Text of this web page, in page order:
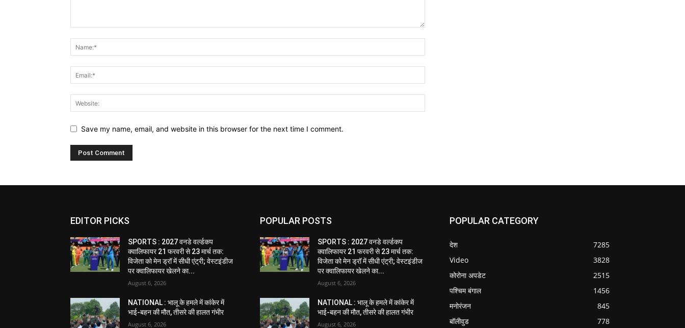
Save my name, email, and website in this browser for the next time I comment.
EDITOR PICKS
SPORTS : 2027 वनडे वर्ल्डकप
क्वालिफायर 21 फरवरी से 23 मार्च तक:
विजेता को मेन ड्रॉ में सीधी एंट्री; वेस्टइंडीज
पर क्वालिफायर खेलने का...
August 6, 2026
NATIONAL : भालू के हमले में कांकेर में
भाई-बहन की मौत, तीसरे की हालत गंभीर
August 6, 2026
POPULAR POSTS
SPORTS : 2027 वनडे वर्ल्डकप
क्वालिफायर 21 फरवरी से 23 मार्च तक:
विजेता को मेन ड्रॉ में सीधी एंट्री; वेस्टइंडीज
पर क्वालिफायर खेलने का...
August 6, 2026
NATIONAL : भालू के हमले में कांकेर में
भाई-बहन की मौत, तीसरे की हालत गंभीर
August 6, 2026
POPULAR CATEGORY
देश
7285
Video
3828
कोरोना अपडेट
2515
पश्चिम बंगाल
1456
मनोरंजन
845
बॉलीवुड
778